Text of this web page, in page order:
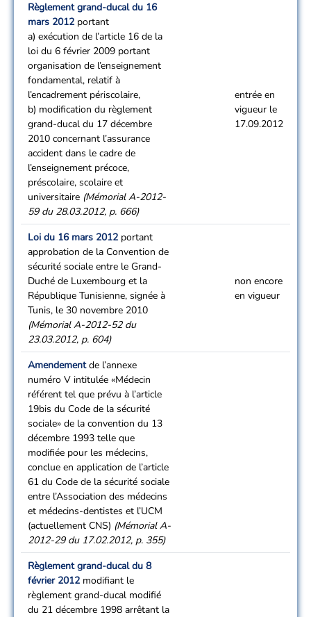
Règlement grand-ducal du 16
mars 2012 portant
a) exécution de l’article 16 de la
loi du 6 février 2009 portant
organisation de l’enseignement
fondamental, relatif à
l’encadrement périscolaire,
b) modification du règlement
grand-ducal du 17 décembre
2010 concernant l’assurance
accident dans le cadre de
l’enseignement précoce,
préscolaire, scolaire et
universitaire (Mémorial A-2012-
59 du 28.03.2012, p. 666)
entrée en
vigueur le
17.09.2012
Loi du 16 mars 2012 portant
approbation de la Convention de
sécurité sociale entre le Grand-
Duché de Luxembourg et la
République Tunisienne, signée à
Tunis, le 30 novembre 2010
(Mémorial A-2012-52 du
23.03.2012, p. 604)
non encore
en vigueur
Amendementde l’annexe
numéro V intitulée «Médecin
référent tel que prévu à l’article
19bis du Code de la sécurité
sociale» de la convention du 13
décembre 1993 telle que
modifiée pour les médecins,
conclue en application de l’article
61 du Code de la sécurité sociale
entre l’Association des médecins
et médecins-dentistes et l’UCM
(actuellement CNS) (Mémorial A-
2012-29 du 17.02.2012, p. 355)
Règlement grand-ducal du 8
février 2012 modifiant le
règlement grand-ducal modifié
du 21 décembre 1998 arrêtant la